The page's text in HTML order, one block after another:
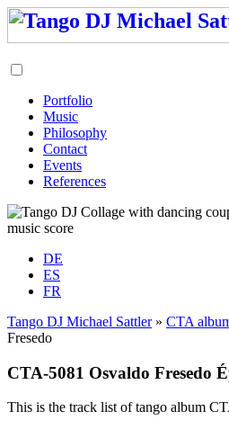
Portfolio
Music
Philosophy
Contact
Events
References
DE
ES
FR
Tango DJ Michael Sattler» CTA
Fresedo
CTA-5081 Osvaldo Fresedo
This is the track list of tango album